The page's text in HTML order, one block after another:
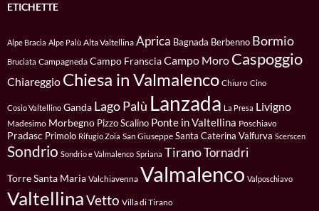
ETICHETTE
Alpe Bracia Alpe Palù Alta Valtellina Aprica Bagnada Berbenno Bormio
Bruciata Campagneda Campo FransciaCampo Moro Caspoggio
Chiareggio Chiesa in Valmalenco Chiuro Cino
Cosio Valtellino Ganda Lago Palù Lanzada La Presa Livigno
Madesimo Morbegno Pizzo Scalino Ponte in Valtellina Poschiavo
Pradasc Primolo Rifugio Zoia San Giuseppe Santa Caterina Valfurva Scerscen
Sondrio Sondrio e Valmalenco Spriana TiranoTornadri
Torre Santa Maria Valchiavenna Valmalenco Valposchiavo
ValtellinaVetto Villa di Tirano